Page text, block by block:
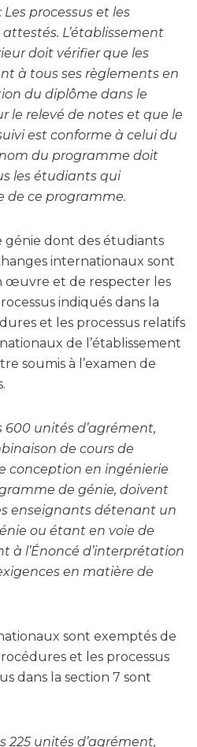
processus et les
L’établissement
doit vérifier que les
à tous ses règlements en
du diplôme dans le
le relevé de notes et que le
est conforme à celui du
du programme doit
les étudiants qui
de ce programme.
génie dont des étudiants
internationaux sont
œuvre et de respecter les
indiqués dans la
et les processus relatifs
de l’établissement
soumis à l’examen de
600 unités d’agrément,
de cours de
conception en ingénierie
de génie, doivent
enseignants détenant un
ou étant en voie de
à l’Énoncé d’interprétation
en matière de
sont exemptés de
et les processus
dans la section 7 sont
225 unités d’agrément,